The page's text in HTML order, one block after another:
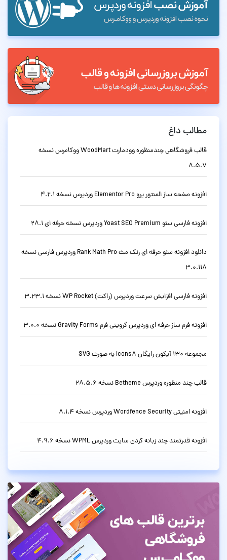
مطالب داغ
قالب فروشگاهی چندمنظوره وودمارت WoodMart ووکامرس نسخه
8.5.7
افزونه صفحه ساز المنتور پرو Elementor Pro وردپرس نسخه 4.2.1
افزونه فارسی سئو Yoast SEO Premium وردپرس نسخه حرفه ای 28.1
دانلود افزونه سئو حرفه ای رنک مث Rank Math Pro وردپرس فارسی نسخه
3.0.118
افزونه فارسی افزایش سرعت وردپرس (راکت) WP Rocket نسخه 3.23.1
افزونه فرم ساز حرفه ای وردپرس گرویتی فرم Gravity Forms نسخه 3.0.0
مجموعه 130 آیکون رایگان Icons8 به صورت SVG
قالب چند منظوره وردپرس Betheme نسخه 28.5.6
افزونه امنیتی Wordfence Security وردپرس نسخه 8.1.4
افزونه قدرتمند چند زبانه کردن سایت وردپرس WPML نسخه 4.9.6